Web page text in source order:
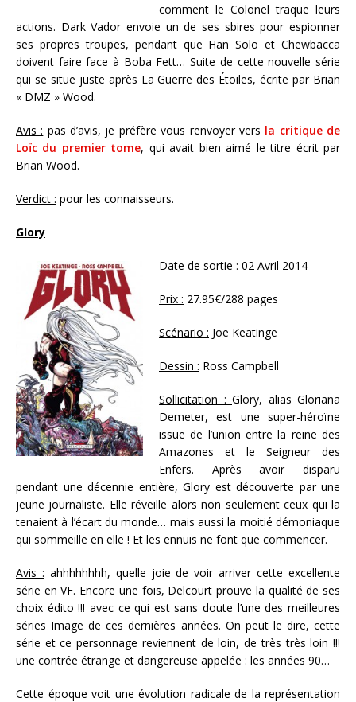
comment le Colonel traque leurs
actions. Dark Vador envoie un de ses sbires pour espionner
ses propres troupes, pendant que Han Solo et Chewbacca
doivent faire face à Boba Fett… Suite de cette nouvelle série
qui se situe juste après La Guerre des Étoiles, écrite par Brian
« DMZ » Wood.
Avis : pas d’avis, je préfère vous renvoyer vers la critique de
Loïc du premier tome, qui avait bien aimé le titre écrit par
Brian Wood.
Verdict : pour les connaisseurs.
Glory
Date de sortie : 02 Avril 2014
Prix : 27.95€/288 pages
Scénario : Joe Keatinge
Dessin : Ross Campbell
Sollicitation : Glory, alias Gloriana
Demeter, est une super-héroïne
issue de l’union entre la reine des
Amazones et le Seigneur des
Enfers. Après avoir disparu
pendant une décennie entière, Glory est découverte par une
jeune journaliste. Elle réveille alors non seulement ceux qui la
tenaient à l’écart du monde… mais aussi la moitié démoniaque
qui sommeille en elle ! Et les ennuis ne font que commencer.
Avis : ahhhhhhhh, quelle joie de voir arriver cette excellente
série en VF. Encore une fois, Delcourt prouve la qualité de ses
choix édito !!! avec ce qui est sans doute l’une des meilleures
séries Image de ces dernières années. On peut le dire, cette
série et ce personnage reviennent de loin, de très très loin !!!
une contrée étrange et dangereuse appelée : les années 90…
Cette époque voit une évolution radicale de la représentation